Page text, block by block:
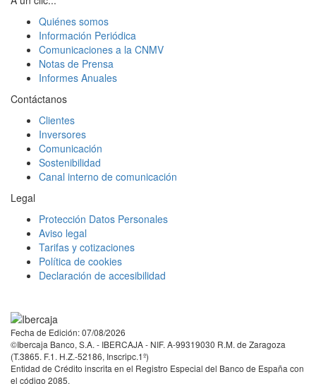
Quiénes somos
Información Periódica
Comunicaciones a la CNMV
Notas de Prensa
Informes Anuales
Contáctanos
Clientes
Inversores
Comunicación
Sostenibilidad
Canal interno de comunicación
Legal
Protección Datos Personales
Aviso legal
Tarifas y cotizaciones
Política de cookies
Declaración de accesibilidad
Fecha de Edición: 07/08/2026
©Ibercaja Banco, S.A. - IBERCAJA - NIF. A-99319030 R.M. de Zaragoza
(T.3865. F.1. H.Z.-52186, Inscripc.1º)
Entidad de Crédito inscrita en el Registro Especial del Banco de España con
el código 2085.